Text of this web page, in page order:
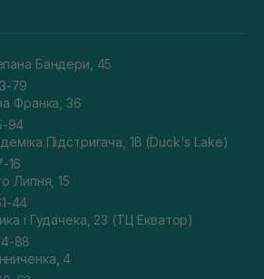
Бандери, 45
79
Франка, 36
94
Підстригача, 1В (Duck's Lake)
16
Липня, 15
44
і Гудачека, 23 (ТЦ Екватор)
88
4